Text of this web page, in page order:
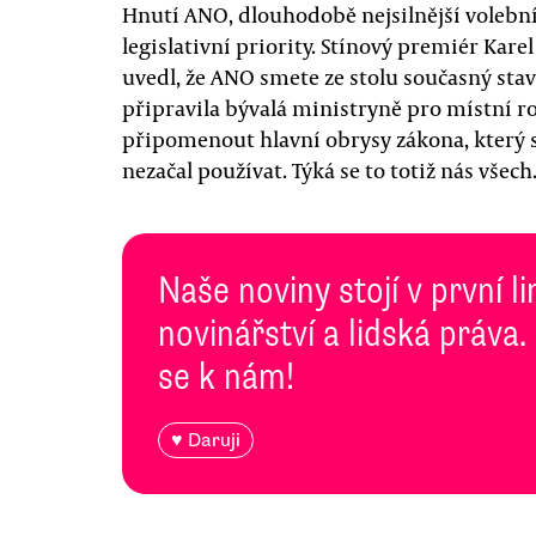
Hnutí ANO, dlouhodobě nejsilnější
legislativní priority. Stínový premiér
uvedl, že ANO smete ze stolu současný
připravila bývalá ministryně pro místní
připomenout hlavní obrysy zákona, který
nezačal používat. Týká se to totiž nás všech.
Naše noviny stojí v první
novinářství a lidská
se k nám!
♥ Daruji